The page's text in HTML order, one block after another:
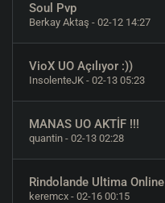
Soul Pvp
Berkay Aktaş - 02-12 14:27
VioX UO Açılıyor :))
InsolenteJK - 02-13 05:23
MANAS UO AKTİF !!!
quantin - 02-13 02:28
Rindolande Ultima Online
keremcx - 02-16 00:15